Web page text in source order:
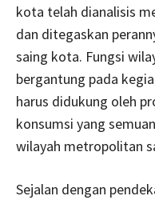
kota telah dianalisis
dan ditegaskan
saing kota. Fungsi
bergantung pada
harus didukung oleh
konsumsi yang
wilayah metropolitan
Sejalan dengan